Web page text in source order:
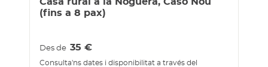
Casa rural a la Noguera, Caso Nou
(fins a 8 pax)
Des de 35€
Consulta'ns dates i disponibilitat a través del